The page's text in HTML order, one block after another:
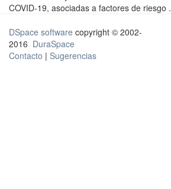
COVID-19, asociadas a factores de riesgo
DSpace software copyright © 2002-
2016 DuraSpace
Contacto | Sugerencias